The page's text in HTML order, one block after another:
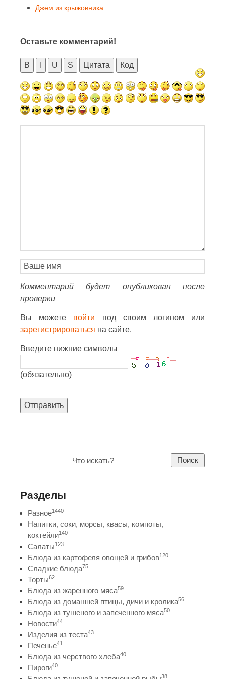
Джем из крыжовника
Оставьте комментарий!
B U S Цитата Код
Комментарий будет опубликован после
проверки
Вы можете войти под своим логином или
зарегистрироваться на сайте.
Введите нижние символы
(обязательно)
Отправить
Поиск
Разделы
Разное1440
Напитки, соки, морсы, квасы, компоты,
коктейли140
Салаты123
Блюда из картофеля овощей и грибов120
Сладкие блюда75
Торты62
Блюда из жаренного мяса59
Блюда из домашней птицы, дичи и кролика56
Блюда из тушеного и запеченного мяса50
Новости44
Изделия из теста43
Печенье41
Блюда из черствого хлеба40
Пироги40
38